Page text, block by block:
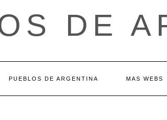
DE
PUEBLOS DE ARGENTINA MAS WEBS